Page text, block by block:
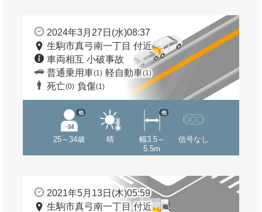
2024年3月27日(水)08:37
生駒市真弓南一丁目 付近
車両相互 小破事故
普通乗用車(1) 軽自動車(1)
死亡(0) 負傷(1)
25～34歳
他
晴
幅3.5～
5.5m
他
信号なし
2021年5月13日(木)05:59
生駒市真弓南一丁目 付近